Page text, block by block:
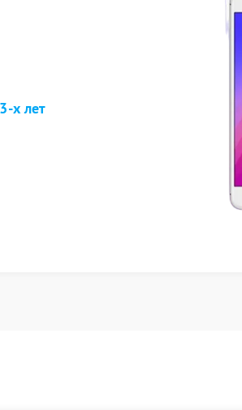
х лет